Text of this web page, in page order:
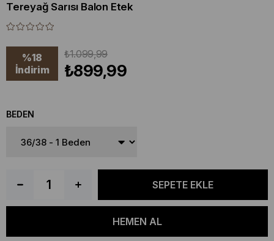
Tereyağ Sarısı Balon Etek
%18
İndirim
₺1.099,99
₺899,99
BEDEN